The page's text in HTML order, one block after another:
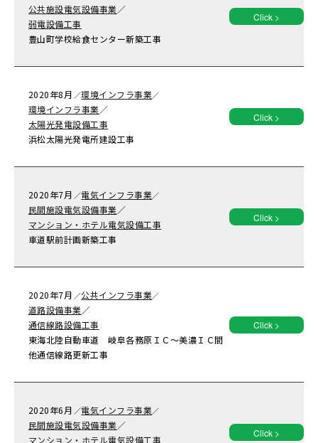
公共施設電気設備事業／
弱電設備工事
豊山町学校給食センター新築工事
Click >
2020年8月 ／環境インフラ事業／
環境インフラ事業／
太陽光発電設備工事
浜松太陽光発電所建設工事
Click >
2020年7月 ／電気インフラ事業／
民間施設電気設備事業／
マンション・ホテル電気設備工事
車道駅前計画新築工事
Click >
2020年7月 ／公共インフラ事業／
道路設備事業／
通信線路設備工事
東海北陸自動車道 岐阜各務原ＩＣ～美濃ＩＣ間
他通信線路更新工事
Click >
2020年6月 ／電気インフラ事業／
民間施設電気設備事業／
マンション・ホテル電気設備工事
Click >